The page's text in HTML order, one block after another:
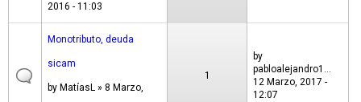
2016 - 11:03
Monotributo, deuda
sicam
by MatíasL » 8 Marzo,
1
by
pabloalejandro1...
12 Marzo, 2017 -
12:07